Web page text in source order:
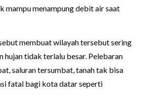
mampu menampung debit air saat
membuat wilayah tersebut sering
hujan tidak terlalu besar. Pelebaran
saluran tersumbat, tanah tak bisa
fatal bagi kota datar seperti